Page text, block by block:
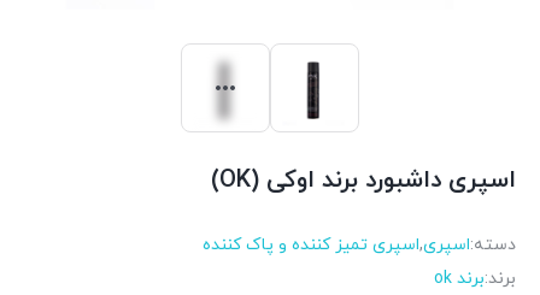
اسپری داشبورد برند اوکی (OK)
دسته:اسپری,اسپری تمیز کننده و پاک کننده
برند:برند ok